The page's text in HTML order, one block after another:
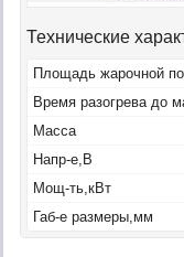
Технические
Площадь жарочной
Время разогрева до
Масса
Напр-е,B
Мощ-ть,кВт
Габ-е размеры,мм